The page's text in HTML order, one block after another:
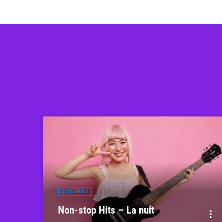
SOUVENIRS
Non-stop Hits – La nuit more_vert